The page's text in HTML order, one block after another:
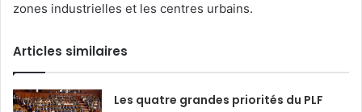
zones industrielles et les centres urbains.
Articles similaires
Les quatre grandes priorités du PLF